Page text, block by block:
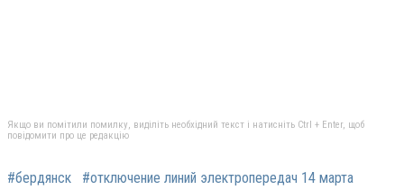
Якщо ви помітили помилку, виділіть необхідний текст і натисніть Ctrl + Enter, щоб
повідомити про це редакцію
#бердянск #отключение линий электропередач 14 марта